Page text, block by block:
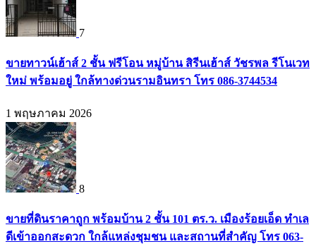
7
ขายทาวน์เฮ้าส์ 2 ชั้น ฟรีโอน หมู่บ้าน สิรีนเฮ้าส์ วัชรพล รีโนเวท
ใหม่ พร้อมอยู่ ใกล้ทางด่วนรามอินทรา โทร 086-3744534
1 พฤษภาคม 2026
8
ขายที่ดินราคาถูก พร้อมบ้าน 2 ชั้น 101 ตร.ว. เมืองร้อยเอ็ด ทำเล
ดีเข้าออกสะดวก ใกล้แหล่งชุมชน และสถานที่สำคัญ โทร 063-